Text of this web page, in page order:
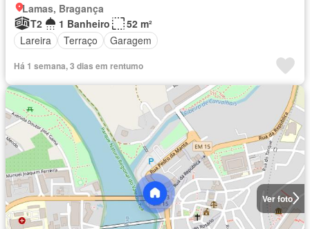
Lamas, Bragança
T2
1 Banheiro
52 m²
Lareira
Terraço Garagem
Há 1 semana, 3 dias em rentumo
Ver foto